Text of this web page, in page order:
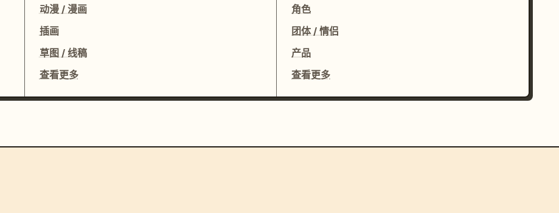
动漫 / 漫画
插画
草图 / 线稿
查看更多
角色
团体 / 情侣
产品
查看更多